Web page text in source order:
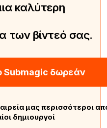
καλύτερη
των βίντεό σας.
Submagic δωρεάν
μας περισσότεροι
δημιουργοί